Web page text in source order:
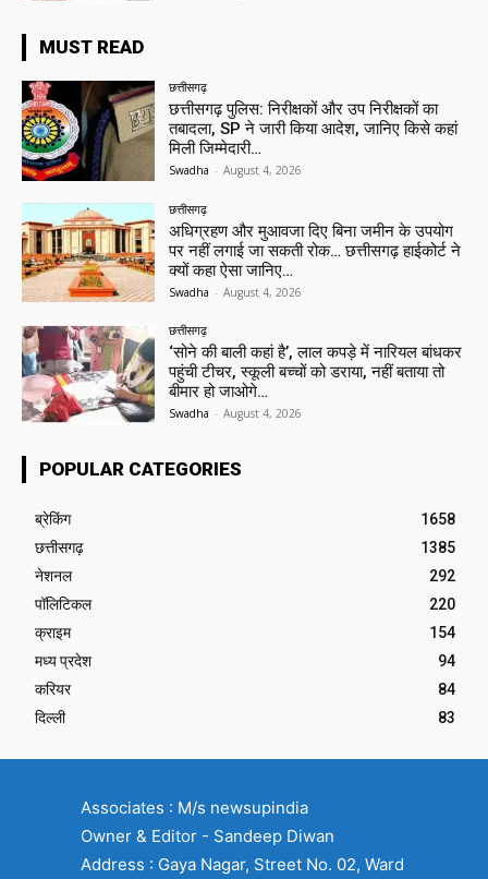
MUST READ
छत्तीसगढ़
छत्तीसगढ़ पुलिस: निरीक्षकों और उप निरीक्षकों का
तबादला, SP ने जारी किया आदेश, जानिए किसे कहां
मिली जिम्मेदारी…
Swadha - August 4, 2026
छत्तीसगढ़
अधिग्रहण और मुआवजा दिए बिना जमीन के उपयोग
पर नहीं लगाई जा सकती रोक… छत्तीसगढ़ हाईकोर्ट ने
क्यों कहा ऐसा जानिए…
Swadha - August 4, 2026
छत्तीसगढ़
‘सोने की बाली कहां है’, लाल कपड़े में नारियल बांधकर
पहुंची टीचर, स्कूली बच्चों को डराया, नहीं बताया तो
बीमार हो जाओगे…
Swadha - August 4, 2026
POPULAR CATEGORIES
ब्रेकिंग
1658
छत्तीसगढ़
1385
नेशनल
292
पॉलिटिकल
220
क्राइम
154
मध्य प्रदेश
94
करियर
84
दिल्ली
83
Associates : M/s newsupindia
Owner & Editor - Sandeep Diwan
Address : Gaya Nagar, Street No. 02, Ward